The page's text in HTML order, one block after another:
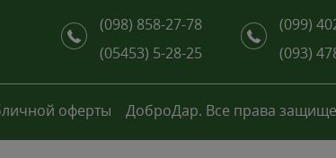
(098) 858-27-78
(099)
(05453) 5-28-25
(093)
оферты ДоброДар. Все права